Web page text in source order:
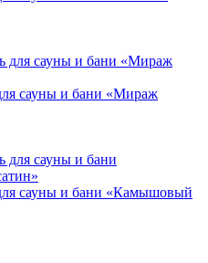
сауны и бани «Мираж
сауны и бани «Камышовый